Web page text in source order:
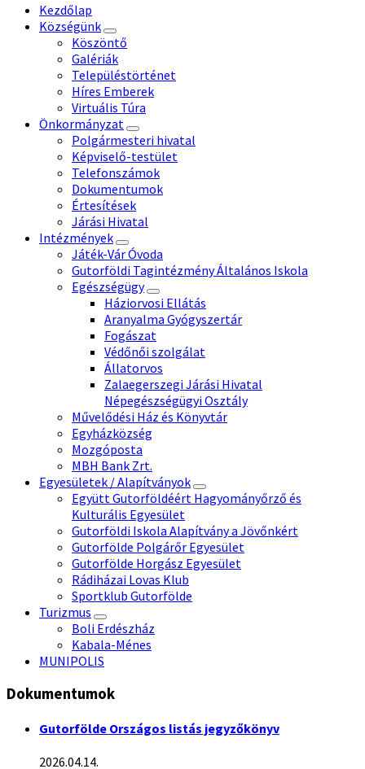
Kezdőlap
Községünk
Köszöntő
Galériák
Településtörténet
Híres Emberek
Virtuális Túra
Önkormányzat
Polgármesteri hivatal
Képviselő-testület
Telefonszámok
Dokumentumok
Értesítések
Járási Hivatal
Intézmények
Játék-Vár Óvoda
Gutorföldi Tagintézmény Általános Iskola
Egészségügy
Háziorvosi Ellátás
Aranyalma Gyógyszertár
Fogászat
Védőnői szolgálat
Állatorvos
Zalaegerszegi Járási Hivatal
Népegészségügyi Osztály
Művelődési Ház és Könyvtár
Egyházközség
Mozgóposta
MBH Bank Zrt.
Egyesületek / Alapítványok
Együtt Gutorföldéért Hagyományőrző és
Kulturális Egyesület
Gutorföldi Iskola Alapítvány a Jövőnkért
Gutorfölde Polgárőr Egyesület
Gutorfölde Horgász Egyesület
Rádiházai Lovas Klub
Sportklub Gutorfölde
Turizmus
Boli Erdészház
Kabala-Ménes
MUNIPOLIS
Dokumentumok
Gutorfölde Országos listás jegyzőkönyv
2026.04.14.